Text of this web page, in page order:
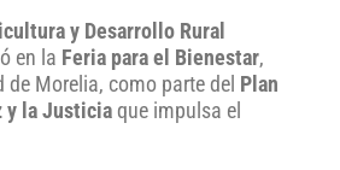
y Desarrollo Rural
en la Feria para el Bienestar,
Morelia, como parte del Plan
y la Justicia que impulsa el